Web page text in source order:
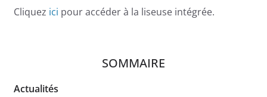
Cliquez ici pour accéder à la liseuse intégrée.
SOMMAIRE
Actualités